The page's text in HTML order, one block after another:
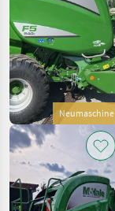
Neumaschine